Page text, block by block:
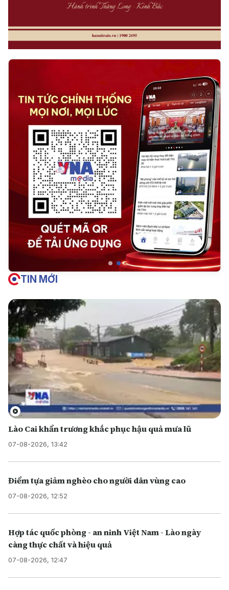
TIN MỚI
Lào Cai khẩn trương khắc phục hậu quả mưa lũ
07-08-2026, 13:42
Điểm tựa giảm nghèo cho người dân vùng cao
07-08-2026, 12:52
Hợp tác quốc phòng - an ninh Việt Nam - Lào ngày
càng thực chất và hiệu quả
07-08-2026, 12:47